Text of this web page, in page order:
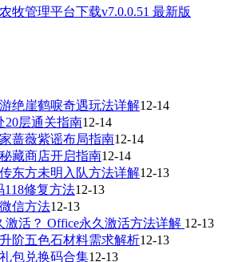
牧管理平台下载v7.0.0.51 最新版
绝崖鹤唳奇遇玩法详解12-14
20层通关指南12-14
蔷薇紫谣布局指南12-14
藏商店开启指南12-14
东方未明入队方法详解12-13
118修复方法12-13
信方法12-13
激活？ Office永久激活方法详解 12-13
阶五色石材料需求解析12-13
包兑换码合集12-13